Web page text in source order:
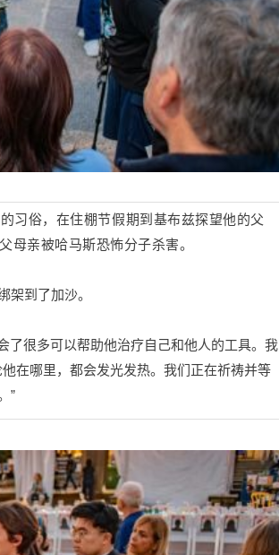
习俗，在住棚节假期到基布兹探望他的父
母亲被哈马斯恐怖分子杀害。
架到了加沙。
了很多可以帮助他治疗自己和他人的工具。我
在哪里，都会发光发热。我们正在祈祷并等
”